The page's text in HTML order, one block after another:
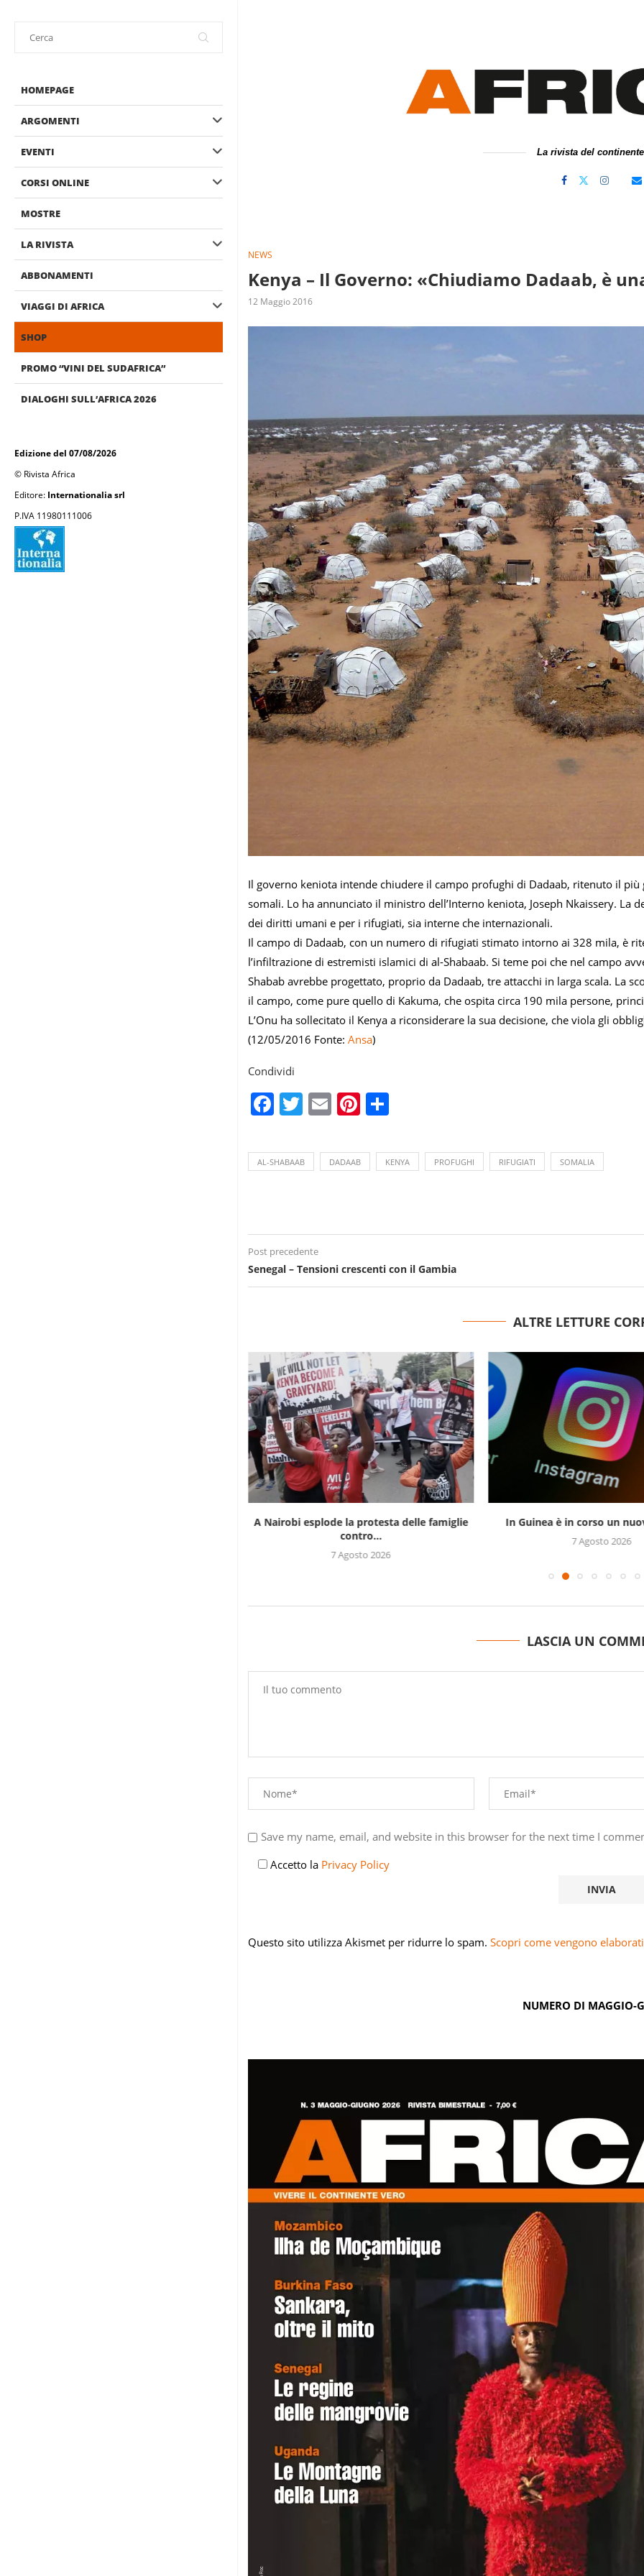
HOMEPAGE
ARGOMENTI
EVENTI
CORSI ONLINE
MOSTRE
LA RIVISTA
ABBONAMENTI
VIAGGI DI AFRICA
SHOP
PROMO “VINI DEL SUDAFRICA”
DIALOGHI SULL’AFRICA 2026
Edizione del 07/08/2026
© Rivista Africa
Editore: Internationalia srl
P.IVA 11980111006
La rivista del
NEWS
Kenya – Il Governo: «Chiudiamo Dadaab, è
12 Maggio 2016
Il governo keniota intende chiudere il campo profughi di Dadaab, ritenuto il
somali. Lo ha annunciato il ministro dell’Interno keniota, Joseph Nkaissery. La
dei diritti umani e per i rifugiati, sia interne che internazionali.
Il campo di Dadaab, con un numero di rifugiati stimato intorno ai 328 mila, è
l’infiltrazione di estremisti islamici di al-Shabaab. Si teme poi che nel campo
Shabab avrebbe progettato, proprio da Dadaab, tre attacchi in larga scala. La
il campo, come pure quello di Kakuma, che ospita circa 190 mila persone,
L’Onu ha sollecitato il Kenya a riconsiderare la sua decisione, che viola gli
(12/05/2016 Fonte: Ansa)
Condividi
Facebook
Twitter
EmailPinterest
AL-SHABAAB DADAAB KENYA PROFUGHI RIFUGIATI SOMALIA
Post precedente
Senegal – Tensioni crescenti con il Gambia
ALTRE LETTURE
A Nairobi esplode la protesta delle famiglie
contro...
7 Agosto 2026
In Guinea è in corso un
7 Agosto 2026
LASCIA UN
Save my name, email, and website in this browser for the next time I
Accetto la Privacy Policy
Questo sito utilizza Akismet per ridurre lo spam. Scopri come vengono
NUMERO DI MAGGIO-